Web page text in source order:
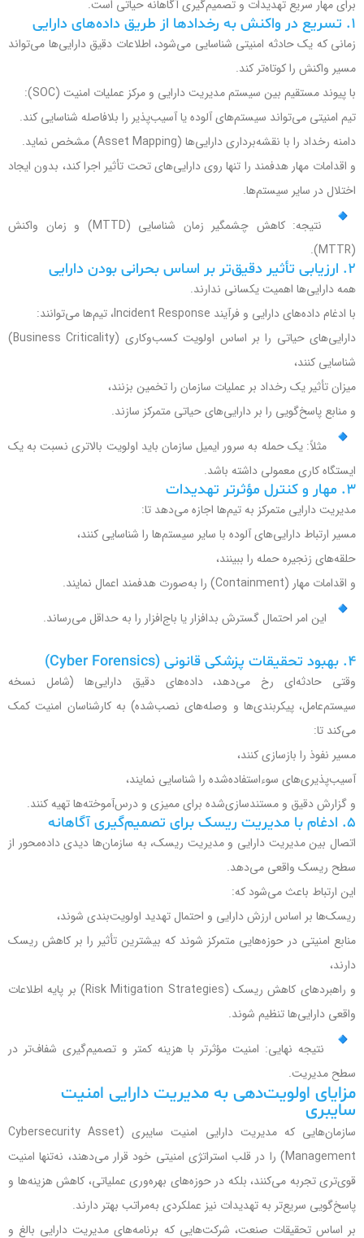
برای مهار سریع تهدیدات و تصمیم‌گیری آگاهانه حیاتی است.
۱. تسریع در واکنش به رخدادها از طریق داده‌های دارایی
زمانی که یک حادثه امنیتی شناسایی می‌شود، اطلاعات دقیق دارایی‌ها می‌تواند
مسیر واکنش را کوتاه‌تر کند.
با پیوند مستقیم بین سیستم مدیریت دارایی و مرکز عملیات امنیت (SOC):
تیم امنیتی می‌تواند سیستم‌های آلوده یا آسیب‌پذیر را بلافاصله شناسایی کند.
دامنه رخداد را با نقشه‌برداری دارایی‌ها (Asset Mapping) مشخص نماید.
و اقدامات مهار هدفمند را تنها روی دارایی‌های تحت تأثیر اجرا کند، بدون ایجاد
اختلال در سایر سیستم‌ها.
نتیجه: کاهش چشمگیر زمان شناسایی (MTTD) و زمان واکنش
(MTTR).
۲. ارزیابی تأثیر دقیق‌تر بر اساس بحرانی بودن دارایی
همه دارایی‌ها اهمیت یکسانی ندارند.
با ادغام داده‌های دارایی و فرآیند Incident Response، تیم‌ها می‌توانند:
دارایی‌های حیاتی را بر اساس اولویت کسب‌وکاری (Business Criticality)
شناسایی کنند،
میزان تأثیر یک رخداد بر عملیات سازمان را تخمین بزنند،
و منابع پاسخ‌گویی را بر دارایی‌های حیاتی متمرکز سازند.
مثلاً: یک حمله به سرور ایمیل سازمان باید اولویت بالاتری نسبت به یک
ایستگاه کاری معمولی داشته باشد.
۳. مهار و کنترل مؤثرتر تهدیدات
مدیریت دارایی متمرکز به تیم‌ها اجازه می‌دهد تا:
مسیر ارتباط دارایی‌های آلوده با سایر سیستم‌ها را شناسایی کنند،
حلقه‌های زنجیره حمله را ببینند،
و اقدامات مهار (Containment) را به‌صورت هدفمند اعمال نمایند.
این امر احتمال گسترش بدافزار یا باج‌افزار را به حداقل می‌رساند.
۴. بهبود تحقیقات پزشکی قانونی (Cyber Forensics)
وقتی حادثه‌ای رخ می‌دهد، داده‌های دقیق دارایی‌ها (شامل نسخه
سیستم‌عامل، پیکربندی‌ها و وصله‌های نصب‌شده) به کارشناسان امنیت کمک
می‌کند تا:
مسیر نفوذ را بازسازی کنند،
آسیب‌پذیری‌های سوءاستفاده‌شده را شناسایی نمایند،
و گزارش دقیق و مستندسازی‌شده برای ممیزی و درس‌آموخته‌ها تهیه کنند.
۵. ادغام با مدیریت ریسک برای تصمیم‌گیری آگاهانه
اتصال بین مدیریت دارایی و مدیریت ریسک، به سازمان‌ها دیدی داده‌محور از
سطح ریسک واقعی می‌دهد.
این ارتباط باعث می‌شود که:
ریسک‌ها بر اساس ارزش دارایی و احتمال تهدید اولویت‌بندی شوند،
منابع امنیتی در حوزه‌هایی متمرکز شوند که بیشترین تأثیر را بر کاهش ریسک
دارند،
و راهبردهای کاهش ریسک (Risk Mitigation Strategies) بر پایه اطلاعات
واقعی دارایی‌ها تنظیم شوند.
نتیجه نهایی: امنیت مؤثرتر با هزینه کمتر و تصمیم‌گیری شفاف‌تر در
سطح مدیریت.
مزایای اولویت‌دهی به مدیریت دارایی امنیت
سایبری
سازمان‌هایی که مدیریت دارایی امنیت سایبری (Cybersecurity Asset
Management) را در قلب استراتژی امنیتی خود قرار می‌دهند، نه‌تنها امنیت
قوی‌تری تجربه می‌کنند، بلکه در حوزه‌های بهره‌وری عملیاتی، کاهش هزینه‌ها و
پاسخ‌گویی سریع‌تر به تهدیدات نیز عملکردی به‌مراتب بهتر دارند.
بر اساس تحقیقات صنعت، شرکت‌هایی که برنامه‌های مدیریت دارایی بالغ و